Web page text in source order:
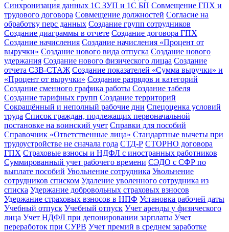
Синхронизация данных 1С ЗУП и 1С БП Совмещение ГПХ и
трудового договора Совмещение должностей Согласие на
обработку перс данных Создание групп сотрудников
Создание диаграммы в отчете Создание договора ГПХ
Создание начисления Создание начисления «Процент от
выручки» Создание нового вида отпуска Создание нового
удержания Создание нового физического лицаа Создание
отчета СЗВ-СТАЖ Создание показателей «Сумма выручки» и
«Процент от выручки» Создание разрядов и категорий
Создание сменного графика работы Создание табеля
Создание тарифных групп Создание территорий
Сокращённый и неполный рабочие дни Спецоценка условий
труда Список граждан, подлежащих первоначальной
постановке на воинский учет Справки для пособий
Справочник «Ответственные лица» Стандартные вычеты при
трудоустройстве не сначала года СТД-Р СТОРНО договора
ГПХ Страховые взносы и НДФЛ с иностранных работников
Суммированный учет рабочего времени СЭДО с СФР по
выплате пособий Увольнение сотрудника Увольнение
сотрудников списком Удаление уволенного сотрудника из
списка Удержание добровольных страховых взносов
Удержание страховых взносов в НПФ Установка рабочей даты
Учебный отпуск Учебный отпуск Учет аренды у физического
лица Учет НДФЛ при депонировании зарплаты Учет
переработок при СУРВ Учет премий в среднем заработке